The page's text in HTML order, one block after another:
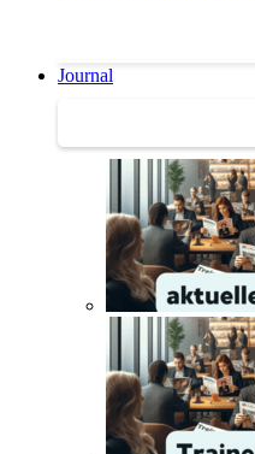
Journal